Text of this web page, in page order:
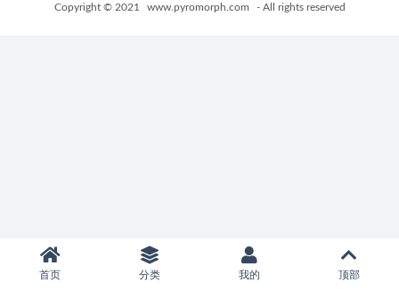
Copyright © 2021
www.pyromorph.com - All rights reserved
首页 分类 我的 顶部